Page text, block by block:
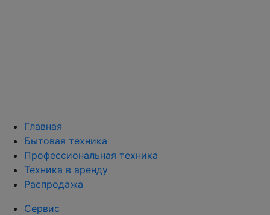
Главная
Бытовая техника
Профессиональная техника
Техника в аренду
Распродажа
Сервис